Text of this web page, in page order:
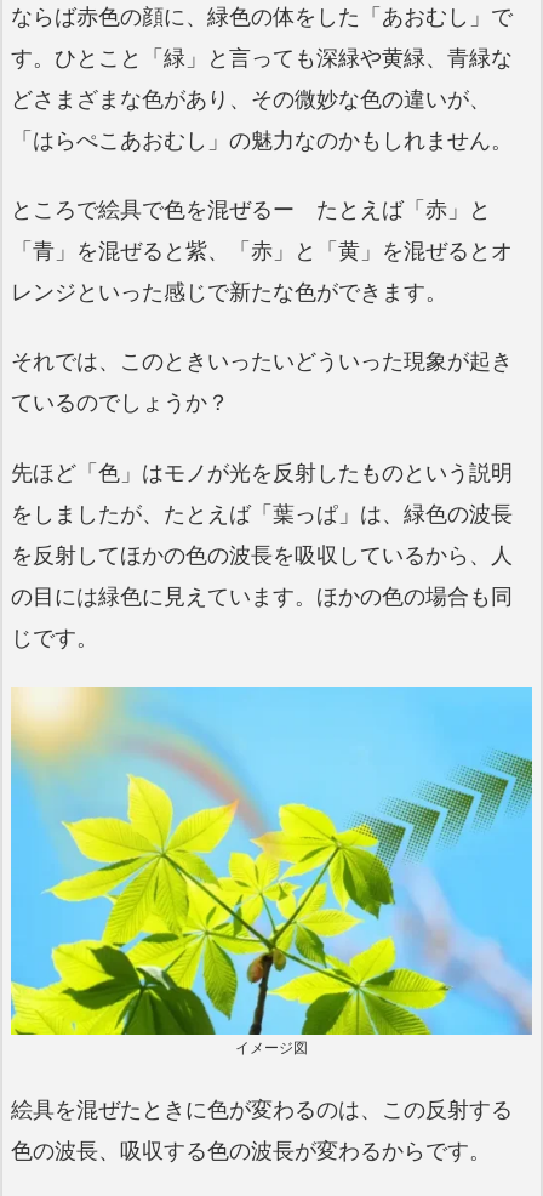
ならば赤色の顔に、緑色の体をした「あおむし」で
す。ひとこと「緑」と言っても深緑や黄緑、青緑な
どさまざまな色があり、その微妙な色の違いが、
「はらぺこあおむし」の魅力なのかもしれません。
ところで絵具で色を混ぜるー たとえば「赤」と
「青」を混ぜると紫、「赤」と「黄」を混ぜるとオ
レンジといった感じで新たな色ができます。
それでは、このときいったいどういった現象が起き
ているのでしょうか？
先ほど「色」はモノが光を反射したものという説明
をしましたが、たとえば「葉っぱ」は、緑色の波長
を反射してほかの色の波長を吸収しているから、人
の目には緑色に見えています。ほかの色の場合も同
じです。
イメージ図
絵具を混ぜたときに色が変わるのは、この反射する
色の波長、吸収する色の波長が変わるからです。